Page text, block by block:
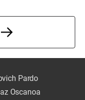
Pardo
Oscanoa